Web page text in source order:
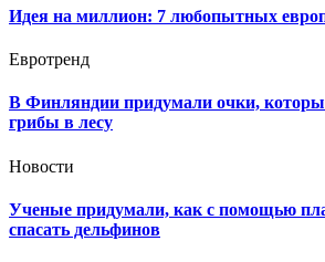
Идея на миллион: 7 любопытных
Евротренд
В Финляндии придумали очки,
грибы в лесу
Новости
Ученые придумали, как с помощью
спасать дельфинов